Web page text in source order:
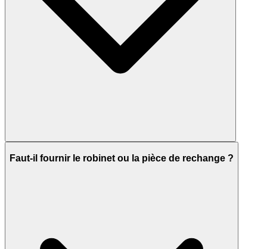
Faut-il fournir le robinet ou la pièce de rechange ?